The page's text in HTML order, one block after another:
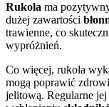
Rukola ma
dużej zawartości
trawienne, co
wypróżnień.
Co więcej, rukola
mogą poprawić
jelitową. Regularne